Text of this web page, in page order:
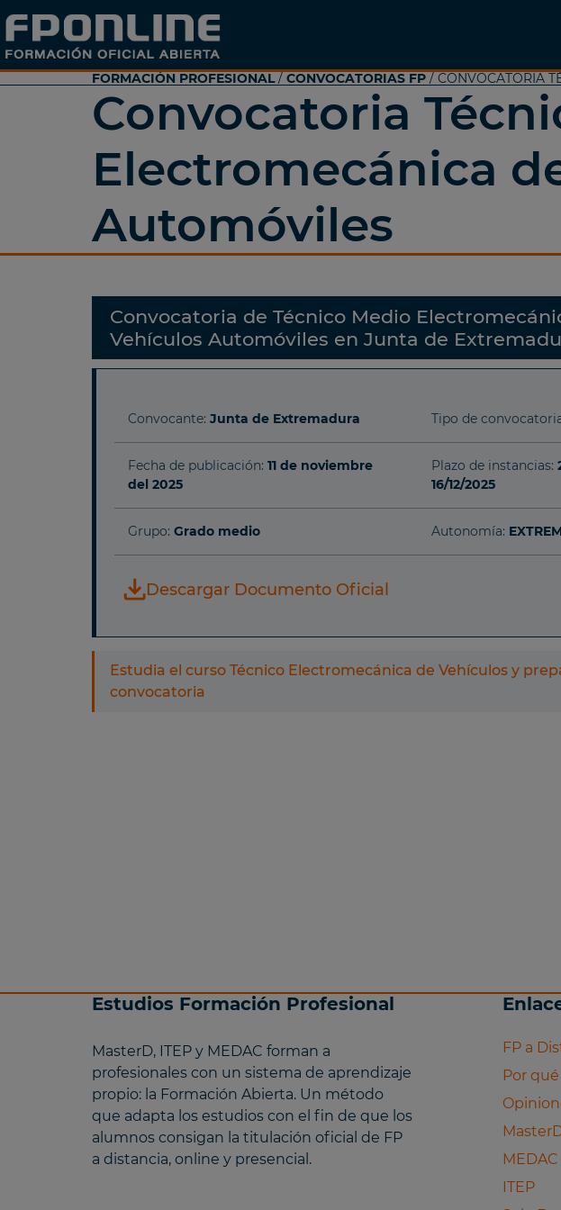
FORMACIÓN PROFESIONAL/ CONVOCATORIAS FP / CONVOCATORIA
Convocatoria
Electromecánica
Automóviles
Convocatoria de Técnico Medio
Vehículos Automóviles en Junta de
Convocante: Junta de Extremadura Tipo de
Fecha de publicación: 11 de noviembre
del 2025
Plazo de instancias:
16/12/2025
Grupo: Grado medio Autonomía:
Descargar Documento Oficial
Estudia el curso Técnico Electromecánica de Vehículos y
convocatoria
Estudios Formación Profesional
MasterD, ITEP y MEDAC forman a
profesionales con un sistema de aprendizaje
propio: la Formación Abierta. Un método
que adapta los estudios con el fin de que los
alumnos consigan la titulación oficial de FP
a distancia, online y presencial.
FP a
Por
MEDAC
ITEP